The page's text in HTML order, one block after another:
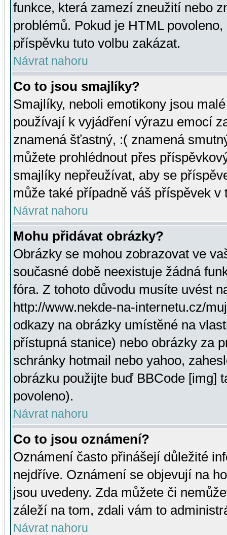
funkce, která zamezí zneužití nebo
problémů. Pokud je HTML
příspěvku tuto volbu zakázat.
Návrat nahoru
Co to jsou smajlíky?
Smajlíky, neboli emotikony jsou
používají k vyjádření výrazu emocí
znamená šťastný, :( znamená
můžete prohlédnout přes
smajlíky nepřeužívat, aby se
může také případně váš příspěvek v
Návrat nahoru
Mohu přidávat obrázky?
Obrázky se mohou zobrazovat ve
současné době neexistuje žádná
fóra. Z tohoto důvodu musíte uvést
http://www.nekde-na-internetu.cz/
odkazy na obrázky umístěné na
přístupná stanice) nebo obrázky za
schránky hotmail nebo yahoo,
obrázku použijte buď BBCode [img]
povoleno).
Návrat nahoru
Co to jsou oznámení?
Oznámení často přinášejí důležité
nejdříve. Oznámení se objevují na
jsou uvedeny. Zda můžete či
záleží na tom, zdali vám to
Návrat nahoru